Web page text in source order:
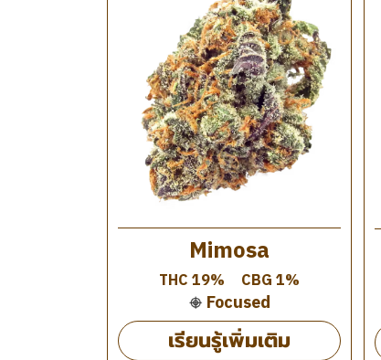
Mimosa
THC 19% CBG 1%
Focused
เรียนรู้เพิ่มเติม